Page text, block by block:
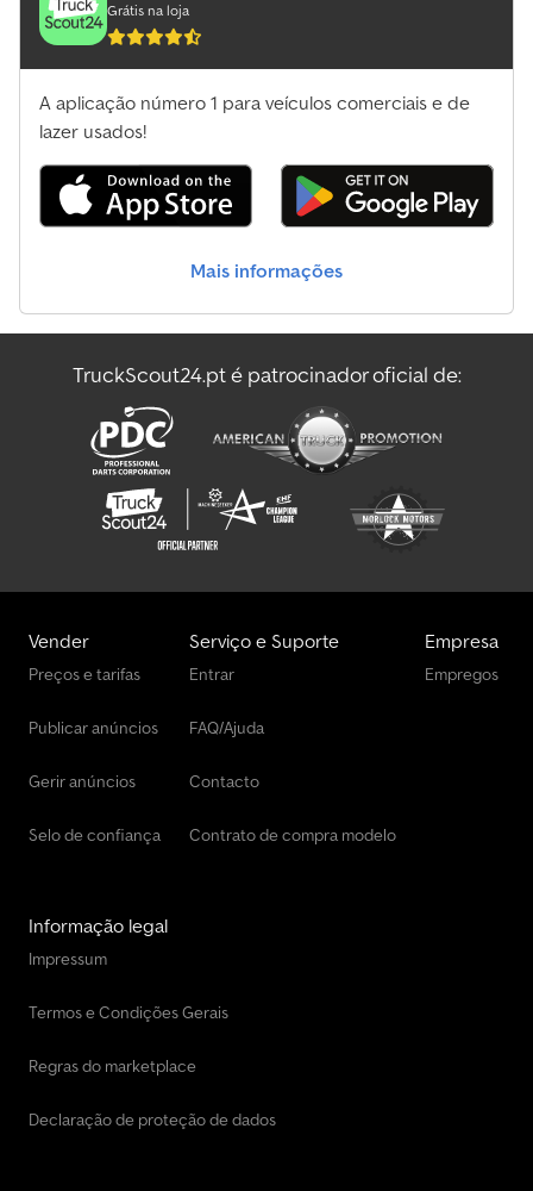
Grátis na loja
A aplicação número 1 para veículos comerciais e de
lazer usados!
Mais informações
TruckScout24.pt é patrocinador oficial de:
Vender
Preços e tarifas
Publicar anúncios
Gerir anúncios
Selo de confiança
Serviço e Suporte
Entrar
FAQ/Ajuda
Contacto
Contrato de compra modelo
Empresa
Empregos
Informação legal
Impressum
Termos e Condições Gerais
Regras do marketplace
Declaração de proteção de dados